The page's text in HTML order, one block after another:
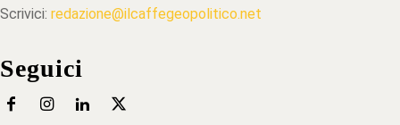
Scrivici: redazione@ilcaffegeopolitico.net
Seguici